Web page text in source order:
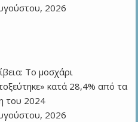
2026
Το μοσχάρι
κατά 28,4% από τα
του 2024
2026